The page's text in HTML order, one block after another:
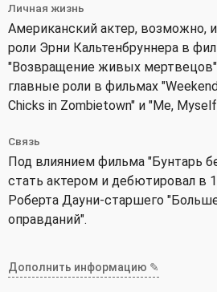
Личная жизнь
Американский актер, возможно,
роли Эрни Кальтенбруннера в
"Возвращение живых
главные роли в фильмах
Chicks in Zombietown" и "Me,
Связь
Под влиянием фильма "Бунтарь
стать актером и дебютировал в
Роберта Дауни-старшего
оправданий".
Дополнить информацию ✎